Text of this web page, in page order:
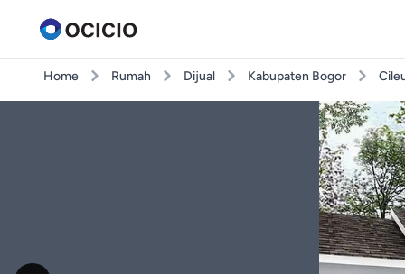
Home Rumah Dijual Kabupaten Bogor